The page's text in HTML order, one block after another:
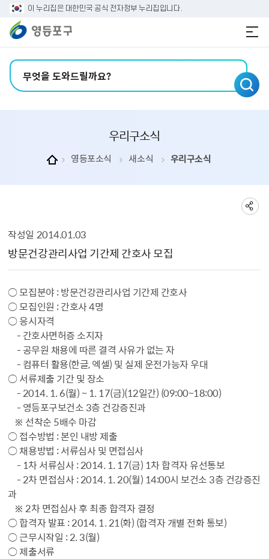
본문 바로가기
주메뉴 바로가기
이 누리집은 대한민국 공식 전자정부 누리집입니다.
우리구소식
영등포소식 새소식 우리구소식
작성일 2014.01.03
방문건강관리사업 기간제 간호사 모집
○ 모집분야 : 방문건강관리사업 기간제 간호사
○ 모집인원 : 간호사 4명
○ 응시자격
- 간호사면허증 소지자
- 공무원 채용에 따른 결격 사유가 없는 자
- 컴퓨터 활용(한글, 엑셀) 및 실제 운전가능자 우대
○ 서류제출 기간 및 장소
- 2014. 1. 6(월) ~ 1. 17(금)(12일간) (09:00~18:00)
- 영등포구보건소 3층 건강증진과
※ 선착순 5배수 마감
○ 접수방법 : 본인 내방 제출
○ 채용방법 : 서류심사 및 면접심사
- 1차 서류심사 : 2014. 1. 17(금) 1차 합격자 유선통보
- 2차 면접심사 : 2014. 1. 20(월) 14:00시 보건소 3층 건강증진
과
※ 2차 면접심사 후 최종 합격자 결정
○ 합격자 발표 : 2014. 1. 21(화) (합격자 개별 전화 통보)
○ 근무시작일 : 2. 3(월)
○ 제출서류